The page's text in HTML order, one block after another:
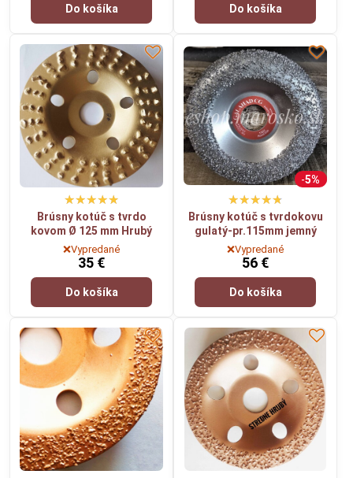
Do košíka Do košíka
Brúsny kotúč s tvrdo
kovom Ø 125 mm Hrubý
❌Vypredané
35 €
Do košíka
5%
Brúsny kotúč s tvrdokovu
gulatý-pr.115mm jemný
❌Vypredané
56 €
Do košíka